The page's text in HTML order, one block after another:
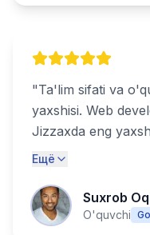
"Ta'lim sifati va
yaxshisi. Web
Jizzaxda eng
Ещё
Suxrob
O'quvchi